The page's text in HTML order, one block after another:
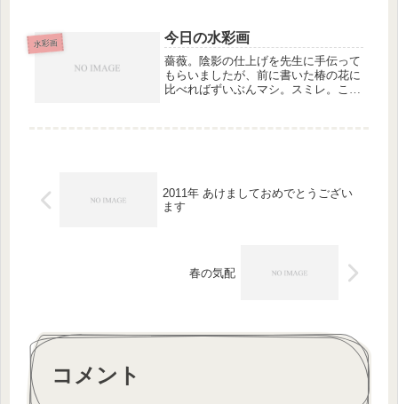
(@_@)
水彩画 今日の水彩画
薔薇。陰影の仕上げを先生に手伝って
もらいましたが、前に書いた椿の花に
比べればずいぶんマシ。スミレ。こち
2011年 あけましておめでとうござい
ます
春の気配
コメント